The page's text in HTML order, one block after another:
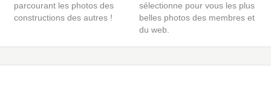
parcourant les photos des
constructions des autres !
sélectionne pour vous les plus
belles photos des membres et
du web.